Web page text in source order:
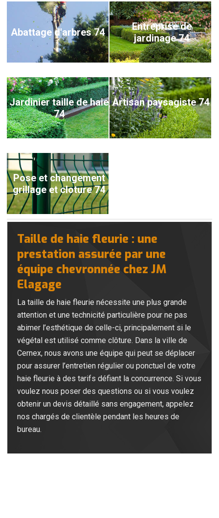
Abattage d'arbres 74
Entreprise de
jardinage 74
Jardinier taille de haie
74
Artisan paysagiste 74
Pose et changement
grillage et cloture 74
Taille de haie fleurie : une
prestation assurée par une
équipe chevronnée chez JM
Elagage
La taille de haie fleurie nécessite une plus grande
attention et une technicité particulière pour ne pas
abimer l’esthétique de celle-ci, principalement si le
végétal est utilisé comme clôture. Dans la ville de
Cernex, nous avons une équipe qui peut se déplacer
pour assurer l’entretien régulier ou ponctuel de votre
haie fleurie à des tarifs défiant la concurrence. Si vous
voulez nous poser des questions ou si vous voulez
obtenir un devis détaillé sans engagement, appelez
nos chargés de clientèle pendant les heures de
bureau.